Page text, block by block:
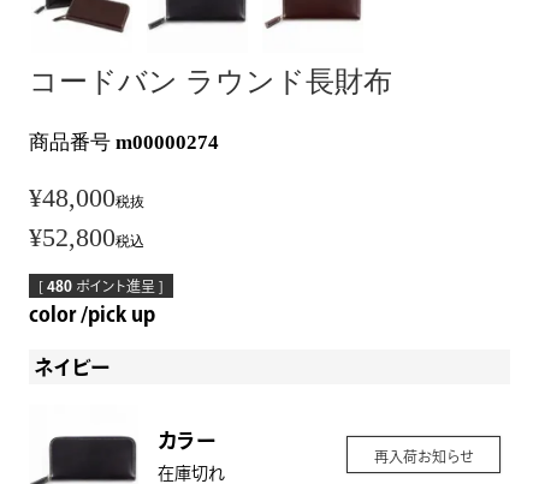
コードバン ラウンド長財布
商品番号 m00000274
¥48,000税抜
¥52,800税込
[ 480 ポイント進呈 ]
color pick up
ネイビー
カラー
在庫切れ
再入荷お知らせ